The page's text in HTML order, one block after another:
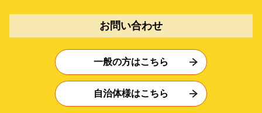
お問い合わせ
一般の方はこちら
自治体様はこちら